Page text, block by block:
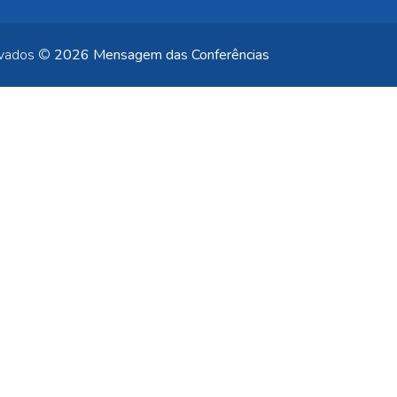
© 2026 Mensagem das Conferências